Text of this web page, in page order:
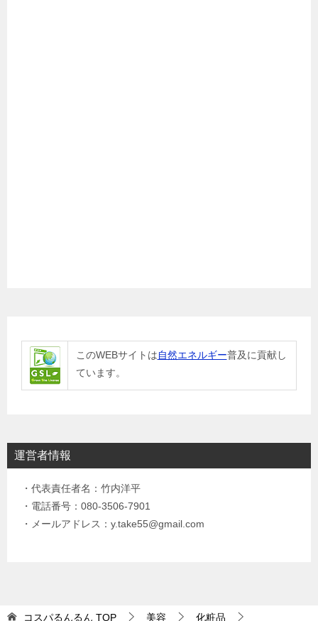
このWEBサイトは自然エネルギー普及に貢献し
ています。
運営者情報
・代表責任者名：竹内洋平
・電話番号：080-3506-7901
・メールアドレス：y.take55@gmail.com
コスパるんるん TOP 美容 化粧品